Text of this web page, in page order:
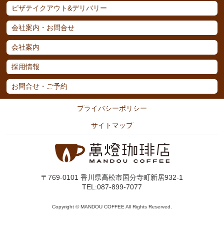
ピザテイクアウト&デリバリー
会社案内・お問合せ
会社案内
採用情報
お問合せ・ご予約
プライバシーポリシー
サイトマップ
〒769-0101 香川県高松市国分寺町新居932-1
TEL:087-899-7077
Copyright © MANDOU COFFEE All Rights Reserved.